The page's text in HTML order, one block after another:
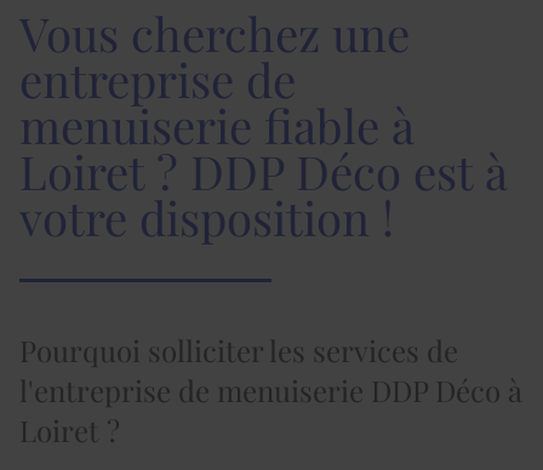
Vous cherchez une
entreprise de
menuiserie fiable à
Loiret ? DDP Déco est à
votre disposition !
Pourquoi solliciter les services de
l'entreprise de menuiserie DDP Déco à
Loiret ?